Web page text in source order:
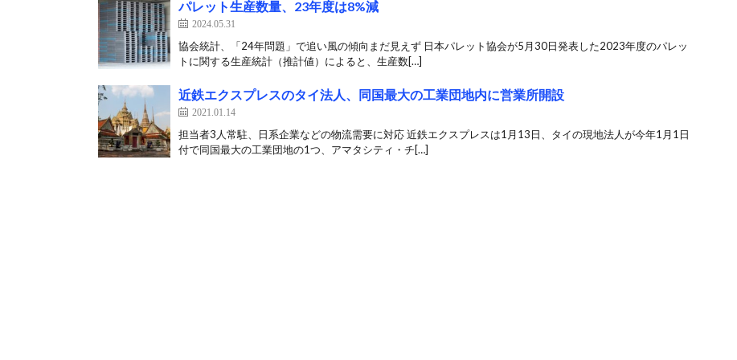
パレット生産数量、23年度は8%減
2024.05.31
協会統計、「24年問題」で追い風の傾向まだ見えず 日本パレット協会が5月30日発表した2023年度のパレッ
トに関する生産統計（推計値）によると、生産数[…]
近鉄エクスプレスのタイ法人、同国最大の工業団地内に営業所開設
2021.01.14
担当者3人常駐、日系企業などの物流需要に対応 近鉄エクスプレスは1月13日、タイの現地法人が今年1月1日
付で同国最大の工業団地の1つ、アマタシティ・チ[…]